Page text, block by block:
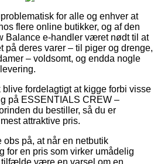
for alle og enhver at
flere online butikker, og af den
Balance e-handler været nødt til at
på deres varer – til piger og drenge,
– voldsomt, og endda nogle
fordelagtigt at kigge forbi visse
på ESSENTIALS CREW –
du bestiller, så du er
attraktive pris.
på, at når en netbutik
for en pris som virker umådelig
være en varsel om en